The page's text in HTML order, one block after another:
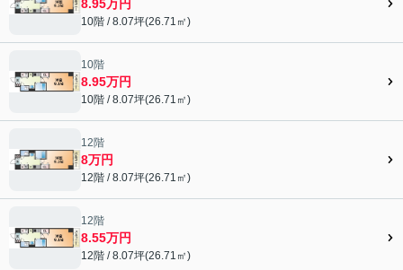
8.95万円
10階 / 8.07坪(26.71㎡)
10階
8.95万円
10階 / 8.07坪(26.71㎡)
12階
8万円
12階 / 8.07坪(26.71㎡)
12階
8.55万円
12階 / 8.07坪(26.71㎡)